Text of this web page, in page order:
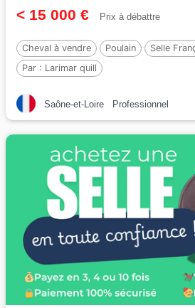
< 15 000 € Prix à débattre
Cheval à vendre Poulain Selle
Par : Larimar quill
Saône-et-Loire Professionnel